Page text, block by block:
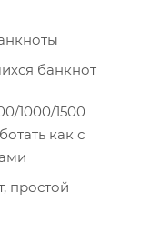
банкнот
1000/1500
как с
простой
банкнот